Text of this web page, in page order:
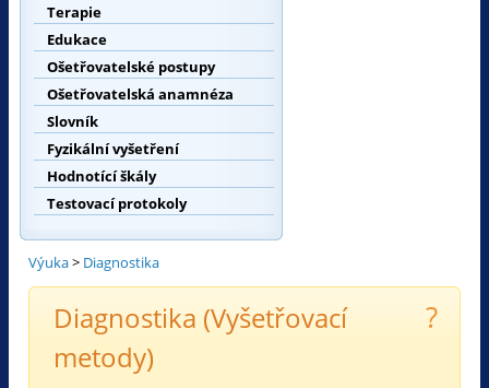
Terapie
Edukace
Ošetřovatelské postupy
Ošetřovatelská anamnéza
Slovník
Fyzikální vyšetření
Hodnotící škály
Testovací protokoly
Výuka> Diagnostika
Diagnostika (Vyšetřovací
metody)
?